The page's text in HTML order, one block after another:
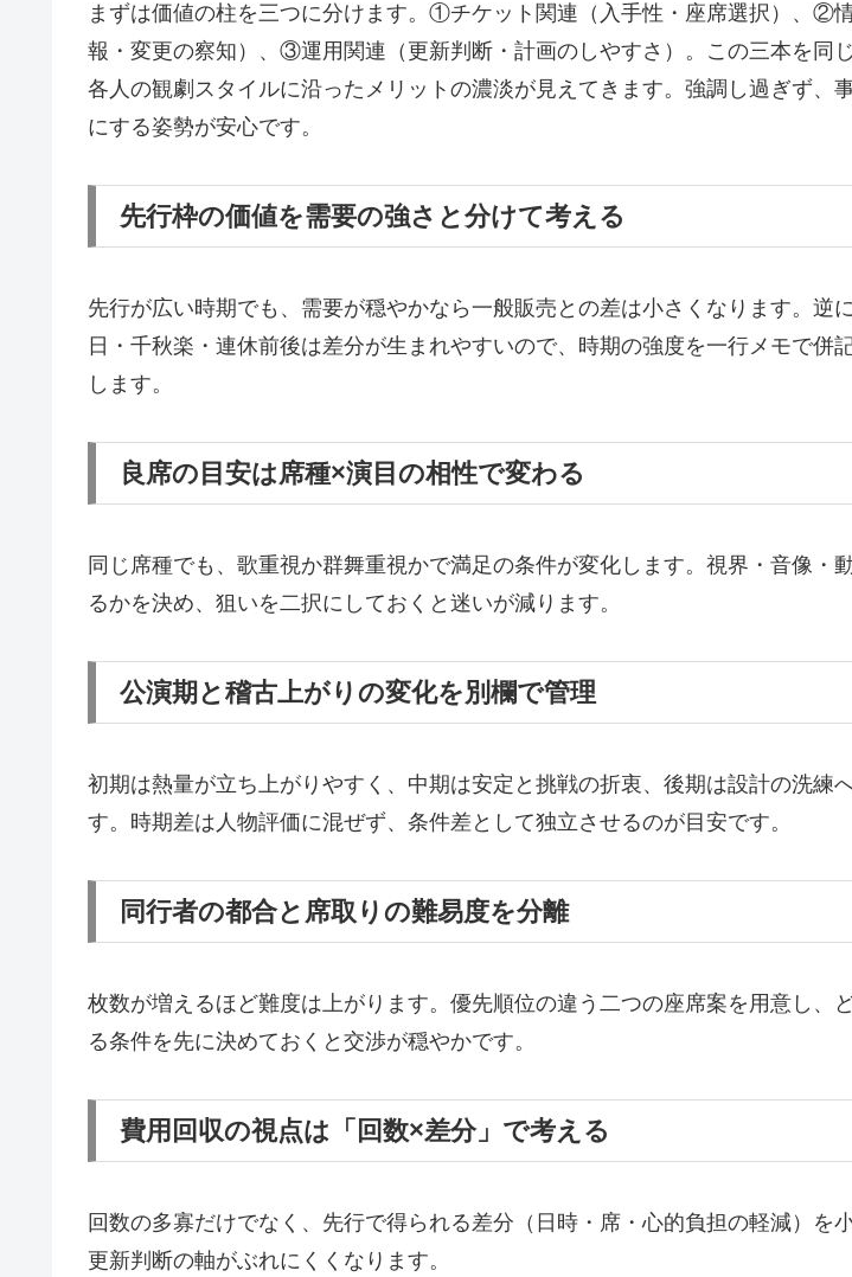
まずは価値の柱を三つに分けます。①チケット関連（入手性・座席選択）、②
報・変更の察知）、③運用関連（更新判断・計画のしやすさ）。この三本を同じ
各人の観劇スタイルに沿ったメリットの濃淡が見えてきます。強調し過ぎず、
にする姿勢が安心です。
先行枠の価値を需要の強さと分けて考える
先行が広い時期でも、需要が穏やかなら一般販売との差は小さくなります。逆
日・千秋楽・連休前後は差分が生まれやすいので、時期の強度を一行メモで併
します。
良席の目安は席種×演目の相性で変わる
同じ席種でも、歌重視か群舞重視かで満足の条件が変化します。視界・音像・
るかを決め、狙いを二択にしておくと迷いが減ります。
公演期と稽古上がりの変化を別欄で管理
初期は熱量が立ち上がりやすく、中期は安定と挑戦の折衷、後期は設計の洗練
す。時期差は人物評価に混ぜず、条件差として独立させるのが目安です。
同行者の都合と席取りの難易度を分離
枚数が増えるほど難度は上がります。優先順位の違う二つの座席案を用意し、
る条件を先に決めておくと交渉が穏やかです。
費用回収の視点は「回数×差分」で考える
回数の多寡だけでなく、先行で得られる差分（日時・席・心的負担の軽減）を
更新判断の軸がぶれにくくなります。